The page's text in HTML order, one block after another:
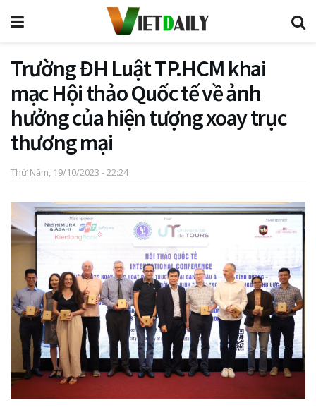
Trường ĐH Luật TP.HCM khai
mạc Hội thảo Quốc tế về ảnh
hưởng của hiện tượng xoay trục
thương mại
Thứ Năm, 19/10/2023 - 22:24